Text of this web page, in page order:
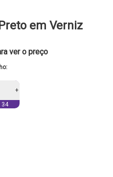
em Verniz
ver o preço
+
34